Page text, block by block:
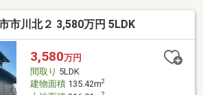
市川北２ 3,580万円 5LDK
3,580万円
間取り 5LDK
建物面積135.42m2